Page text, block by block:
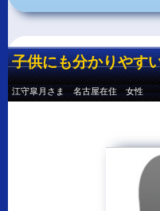
子供にも分かりやす
江守皐月さま 名古屋在住 女性